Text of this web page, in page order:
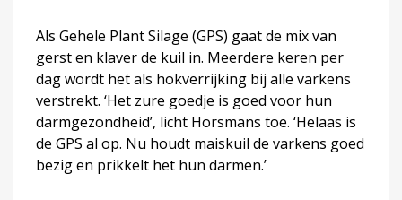
Als Gehele Plant Silage (GPS) gaat de mix van
gerst en klaver de kuil in. Meerdere keren per
dag wordt het als hokverrijking bij alle varkens
verstrekt. ‘Het zure goedje is goed voor hun
darmgezondheid’, licht Horsmans toe. ‘Helaas is
de GPS al op. Nu houdt maiskuil de varkens goed
bezig en prikkelt het hun darmen.’